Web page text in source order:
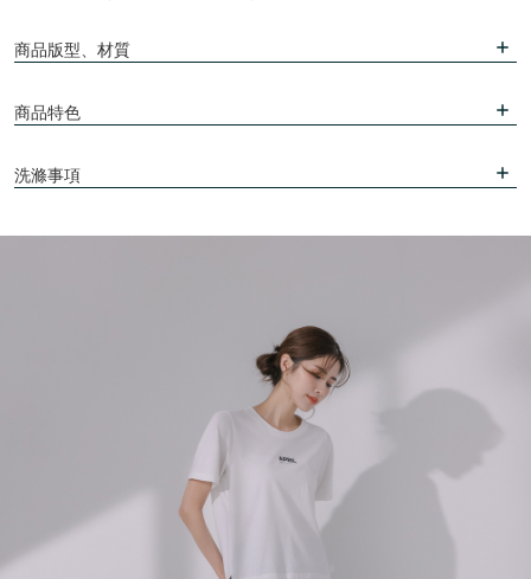
商品版型、材質
商品特色
洗滌事項